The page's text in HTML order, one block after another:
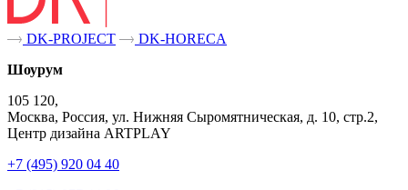
DK-PROJECT
DK-HORECA
Шоурум
105 120,
Москва, Россия, ул. Нижняя Сыромятническая, д. 10, стр.2,
Центр дизайна ARTPLAY
+7 (495) 920 04 40